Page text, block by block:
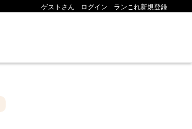
ゲストさん ログイン ランこれ新規登録